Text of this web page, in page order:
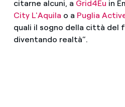
citarne alcuni, a Grid4Eu in
City L'Aquila o a Puglia
quali il sogno della città del
diventando realtà”.